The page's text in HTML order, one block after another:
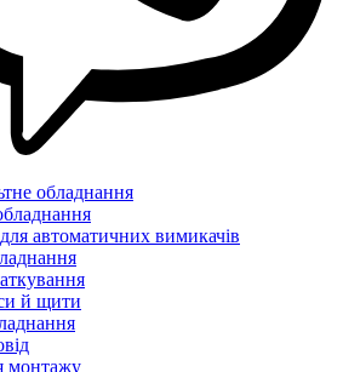
обладнання
автоматичних вимикачів
й щити
монтажу